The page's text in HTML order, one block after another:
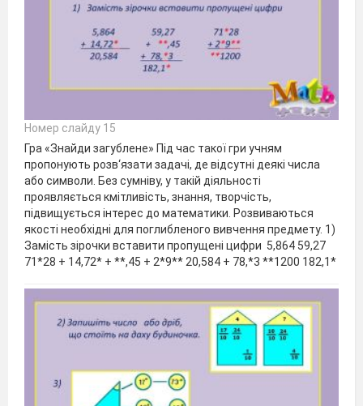
Номер слайду 15
Гра «Знайди загублене» Під час такої гри учням
пропонують розв‘язати задачі, де відсутні деякі числа
або символи. Без сумніву, у такій діяльності
проявляється кмітливість, знання, творчість,
підвищується інтерес до математики. Розвиваються
якості необхідні для поглибленого вивчення предмету. 1)
Замість зірочки вставити пропущені цифри 5,864 59,27
71*28 + 14,72* + **,45 + 2*9** 20,584 + 78,*3 **1200 182,1*